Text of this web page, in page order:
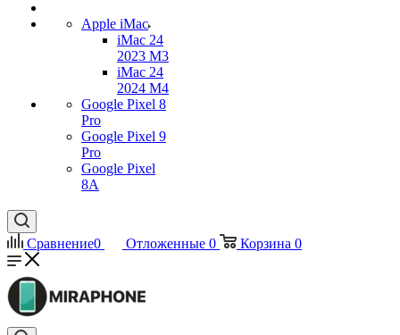
Apple iMac
iMac 24
2023 M3
iMac 24
2024 M4
Google Pixel 8
Pro
Google Pixel 9
Pro
Google Pixel
8A
Сравнение0 Отложенные 0 Корзина 0